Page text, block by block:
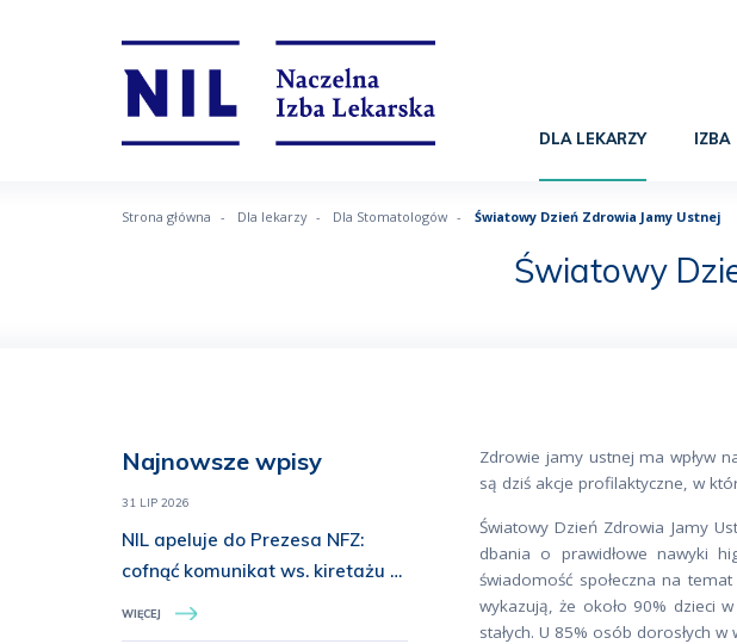
DLA LEKARZY IZBA
Strona główna Dla lekarzy Dla Stomatologów Światowy Dzień Zdrowia Jamy Ustnej
Światowy
Najnowsze wpisy
31 LIP 2026
NIL apeluje do Prezesa NFZ:
cofnąć komunikat ws. kiretażu u
dzieci do 15. roku życia
WIĘCEJ
Zdrowie jamy ustnej ma wpływ
są dziś akcje profilaktyczne, w
Światowy Dzień Zdrowia Jamy
dbania o prawidłowe nawyki
świadomość społeczna na
wykazują, że około 90% dzieci
stałych. U 85% osób dorosłych